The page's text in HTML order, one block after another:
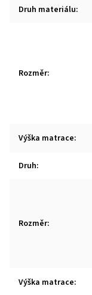
Druh materiálu:
Rozměr:
Výška matrace:
Druh:
Rozměr:
Výška matrace: